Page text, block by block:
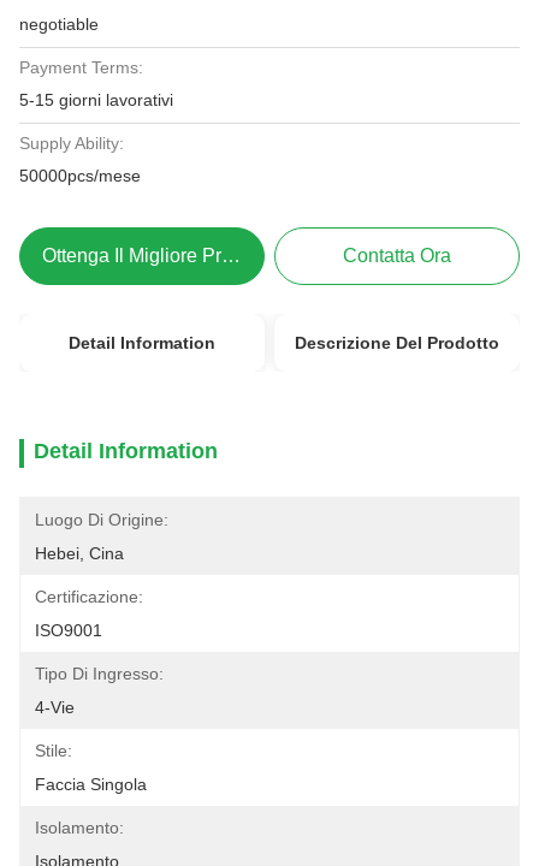
negotiable
Payment Terms:
5-15 giorni lavorativi
Supply Ability:
50000pcs/mese
Ottenga Il Migliore Prezzo Contatta Ora
Detail Information Descrizione Del Prodotto
Detail Information
Luogo Di Origine:
Hebei, Cina
Certificazione:
ISO9001
Tipo Di Ingresso:
4-Vie
Stile:
Faccia Singola
Isolamento:
Isolamento